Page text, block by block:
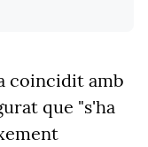
coincidit amb
que "s'ha